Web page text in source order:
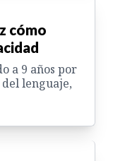
cómo
a 9 años por
lenguaje,